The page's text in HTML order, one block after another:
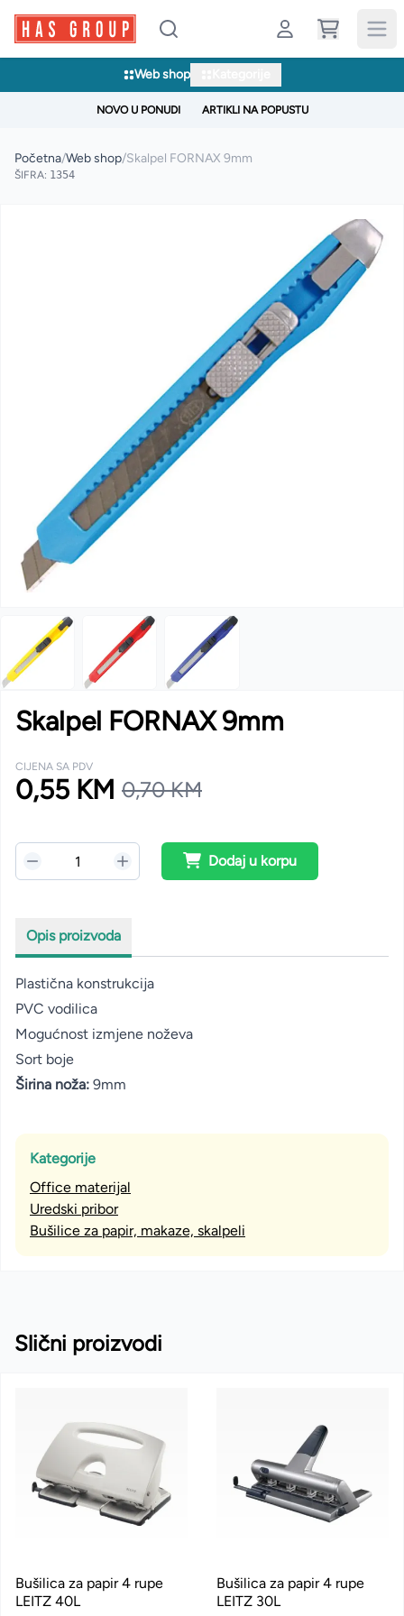
Web shop
NOVO U PONUDI ARTIKLI NA POPUSTU
Početna/Web shop/Skalpel FORNAX 9mm
ŠIFRA: 1354
Skalpel FORNAX 9mm
CIJENA SA PDV
0,55 KM 0,70 KM
Dodaj u korpu
Opis proizvoda
Plastična konstrukcija
PVC vodilica
Mogućnost izmjene noževa
Sort boje
Širina noža: 9mm
Kategorije
Office materijal
Uredski pribor
Bušilice za papir, makaze, skalpeli
Slični proizvodi
Bušilica za papir 4 rupe
LEITZ 40L
Bušilica za papir 4 rupe
LEITZ 30L